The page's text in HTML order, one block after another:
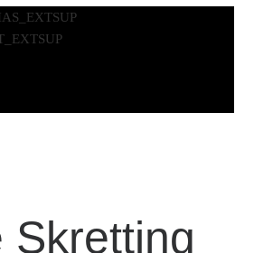
Skretting